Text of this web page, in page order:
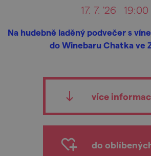
17. 7. '26 19:00
Na hudebně laděný podvečer s
do Winebaru Chatka ve
více
do